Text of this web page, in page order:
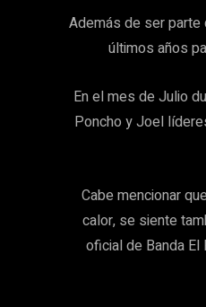
Además de ser parte
últimos años
En el mes de Julio
Poncho y Joel
Cabe mencionar
calor, se siente
oficial de Banda